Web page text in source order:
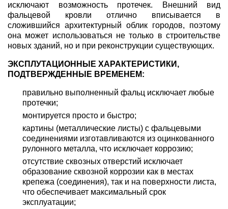
исключают возможность протечек. Внешний вид
фальцевой кровли отлично вписывается в
сложившийся архитектурный облик городов, поэтому
она может использоваться не только в строительстве
новых зданий, но и при реконструкции существующих.
ЭКСПЛУТАЦИОННЫЕ ХАРАКТЕРИСТИКИ,
ПОДТВЕРЖДЕННЫЕ ВРЕМЕНЕМ:
правильно выполненный фальц исключает любые
протечки;
монтируется просто и быстро;
картины (металлические листы) с фальцевыми
соединениями изготавливаются из оцинкованного
рулонного металла, что исключает коррозию;
отсутствие сквозных отверстий исключает
образование сквозной коррозии как в местах
крепежа (соединения), так и на поверхности листа,
что обеспечивает максимальный срок
эксплуатации;